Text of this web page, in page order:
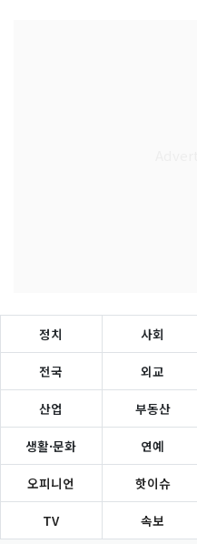
정치 사회
전국 외교
산업 부동산
생활·문화 연예
오피니언 핫이슈
TV 속보